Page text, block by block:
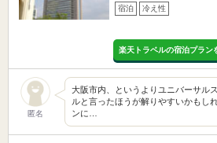
宿泊 冷え性
楽天トラベルの宿泊プラン
匿名
大阪市内、というよりユニバーサル
ルと言ったほうが解りやすいかもし
ンに…